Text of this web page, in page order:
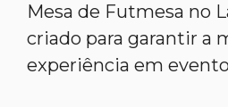
Mesa de Futmesa no
criado para garantir a
experiência em